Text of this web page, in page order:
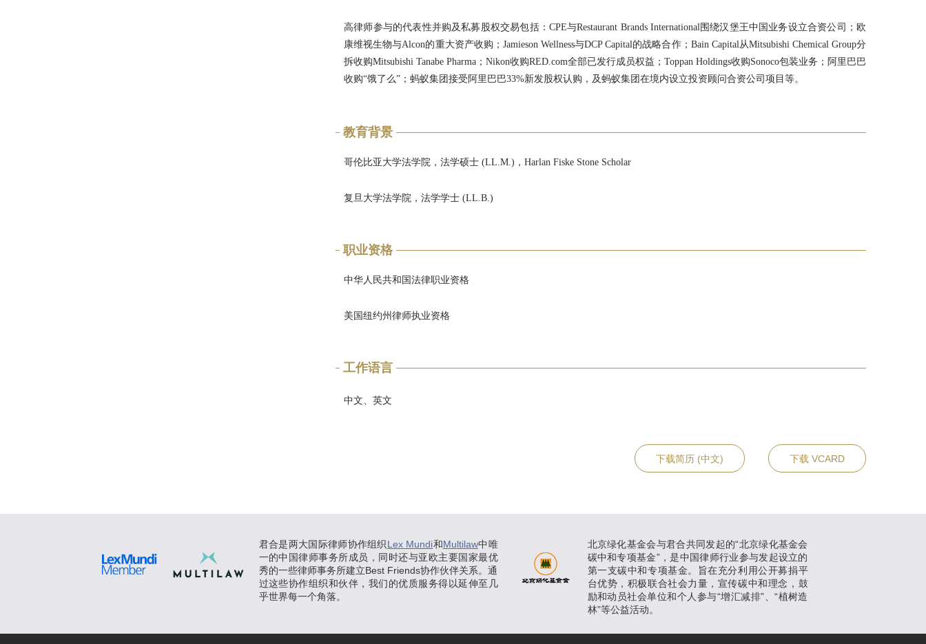
高律师参与的代表性并购及私募股权交易包括：CPE与Restaurant Brands International围绕汉堡王中国业务设立合资公司；欧
康维视生物与Alcon的重大资产收购；Jamieson Wellness与DCP Capital的战略合作；Bain Capital从Mitsubishi Chemical Group分
拆收购Mitsubishi Tanabe Pharma；Nikon收购RED.com全部已发行成员权益；Toppan Holdings收购Sonoco包装业务；阿里巴巴
收购“饿了么”；蚂蚁集团接受阿里巴巴33%新发股权认购，及蚂蚁集团在境内设立投资顾问合资公司项目等。
教育背景
哥伦比亚大学法学院，法学硕士 (LL.M.)，Harlan Fiske Stone Scholar
复旦大学法学院，法学学士 (LL.B.)
职业资格
中华人民共和国法律职业资格
美国纽约州律师执业资格
工作语言
中文、英文
下载简历 (中文) 下载 VCARD
君合是两大国际律师协作组织Lex Mundi和Multilaw中唯
一的中国律师事务所成员，同时还与亚欧主要国家最优
秀的一些律师事务所建立Best Friends协作伙伴关系。通
过这些协作组织和伙伴，我们的优质服务得以延伸至几
乎世界每一个角落。
北京绿化基金会与君合共同发起的“北京绿化基金会
碳中和专项基金”，是中国律师行业参与发起设立的
第一支碳中和专项基金。旨在充分利用公开募捐平
台优势，积极联合社会力量，宣传碳中和理念，鼓
励和动员社会单位和个人参与“增汇减排”、“植树造
林”等公益活动。